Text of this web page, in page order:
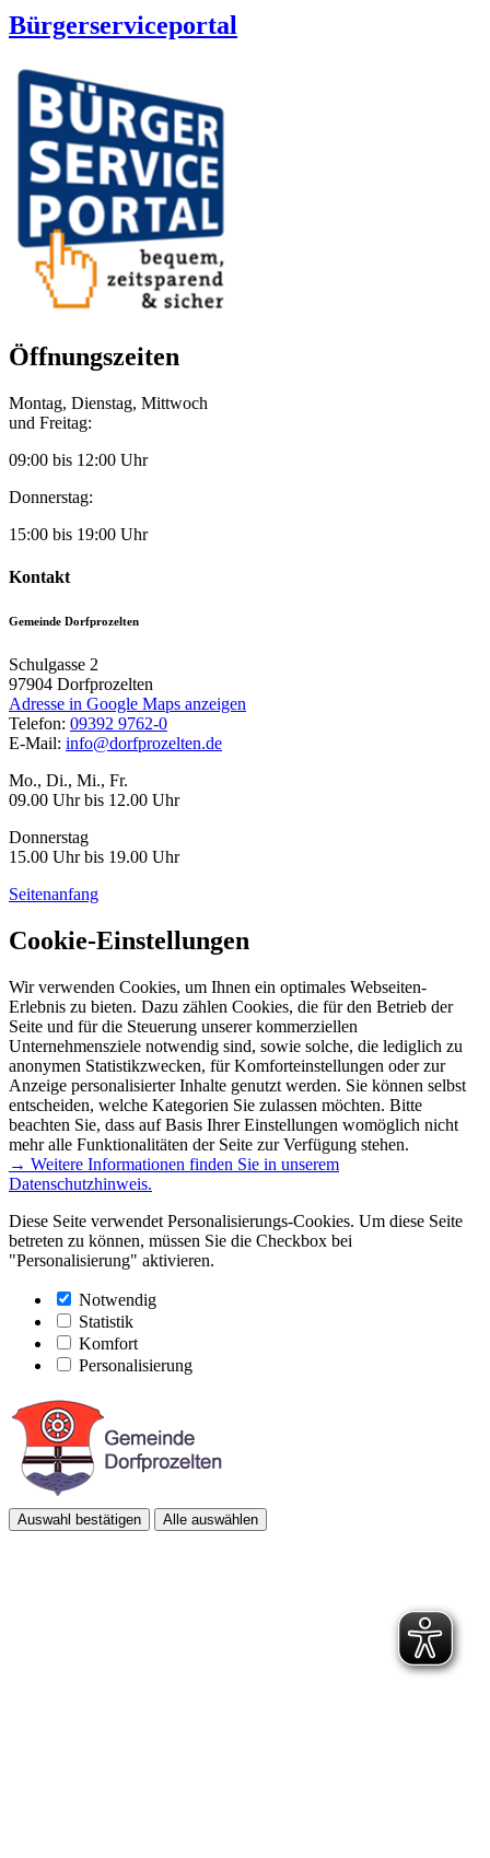
Bürgerserviceportal
Öffnungszeiten
Montag, Dienstag, Mittwoch
und Freitag:
09:00 bis 12:00 Uhr
Donnerstag:
15:00 bis 19:00 Uhr
Kontakt
Gemeinde Dorfprozelten
Schulgasse 2
97904 Dorfprozelten
Adresse in Google Maps anzeigen
Telefon: 09392 9762-0
E-Mail: info@dorfprozelten.de
Mo., Di., Mi., Fr.
09.00 Uhr bis 12.00 Uhr
Donnerstag
15.00 Uhr bis 19.00 Uhr
Seitenanfang
Cookie-Einstellungen
Wir verwenden Cookies, um Ihnen ein optimales Webseiten-
Erlebnis zu bieten. Dazu zählen Cookies, die für den Betrieb der
Seite und für die Steuerung unserer kommerziellen
Unternehmensziele notwendig sind, sowie solche, die lediglich zu
anonymen Statistikzwecken, für Komforteinstellungen oder zur
Anzeige personalisierter Inhalte genutzt werden. Sie können selbst
entscheiden, welche Kategorien Sie zulassen möchten. Bitte
beachten Sie, dass auf Basis Ihrer Einstellungen womöglich nicht
mehr alle Funktionalitäten der Seite zur Verfügung stehen.
→ Weitere Informationen finden Sie in unserem
Datenschutzhinweis.
Diese Seite verwendet Personalisierungs-Cookies. Um diese Seite
betreten zu können, müssen Sie die Checkbox bei
"Personalisierung" aktivieren.
Notwendig
Statistik
Komfort
Personalisierung
Auswahl bestätigen Alle auswählen